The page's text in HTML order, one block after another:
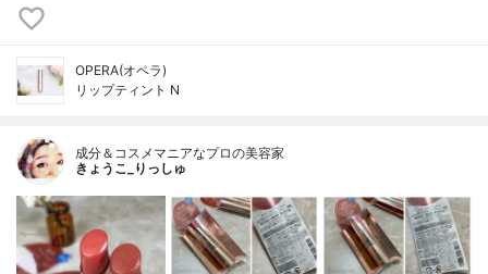
OPERA(オペラ)
リップティント N
成分＆コスメマニアなプロの美容家
きょうこ_りっしゅ